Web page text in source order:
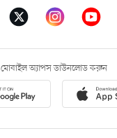
মোবাইল অ্যাপস ডাউনলোড করুন